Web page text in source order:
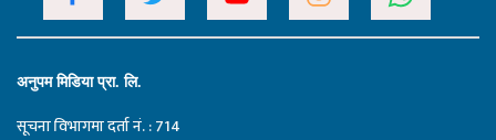
अनुपम मिडिया प्रा. लि.
सूचना विभागमा दर्ता नं. : 714